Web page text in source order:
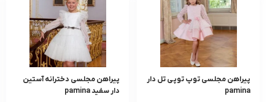
پیراهن مجلسی توپ توپی تل دار
pamina
پیراهن مجلسی دخترانه آستین
دار سفید pamina